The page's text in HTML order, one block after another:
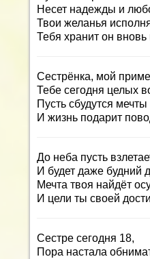
Несет надежды и
Твои желанья
Тебя хранит он вновь
Сестрёнка, мой
Тебе сегодня целых
Пусть сбудутся
И жизнь подарит
До неба пусть
И будет даже будний
Мечта твоя найдёт
И цели ты своей
Сестре сегодня 18,
Пора настала